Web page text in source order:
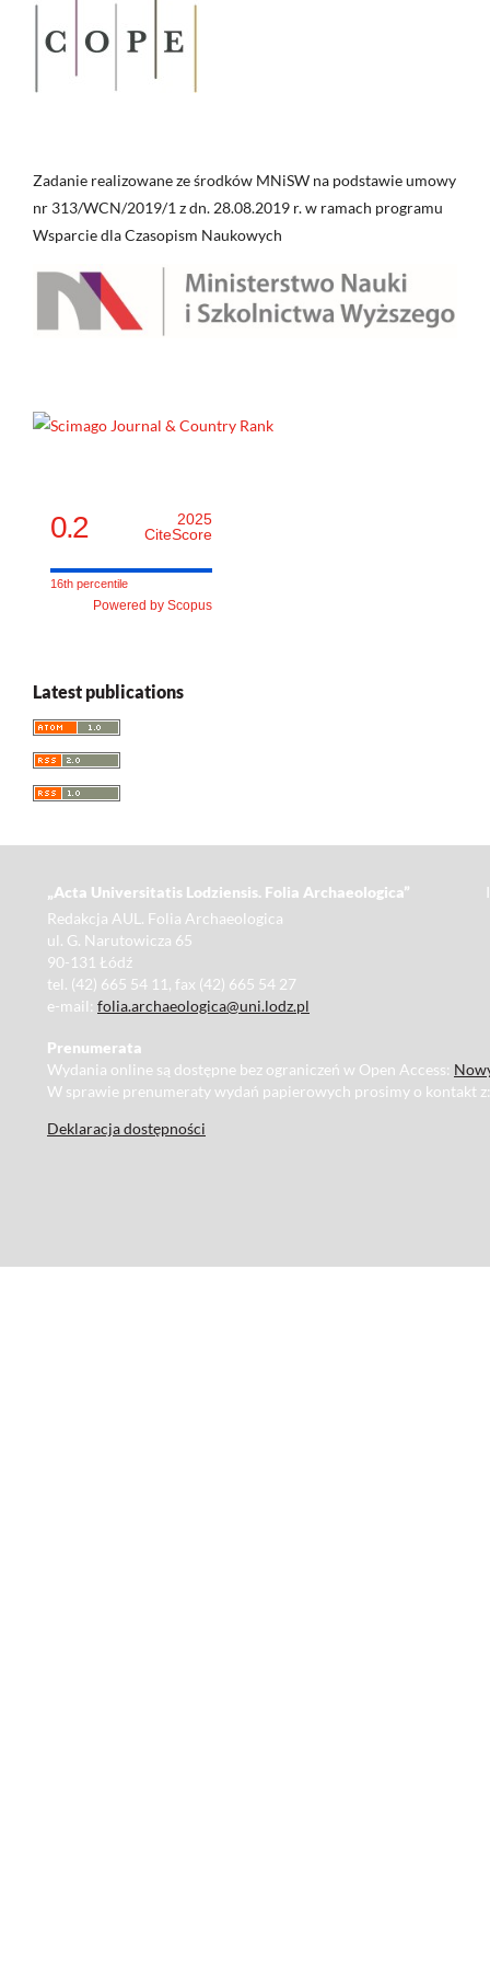
Zadanie realizowane ze środków MNiSW na podstawie umowy
nr 313/WCN/2019/1 z dn. 28.08.2019 r. w ramach programu
Wsparcie dla Czasopism Naukowych
0.2
2025
CiteScore
16th percentile
Powered by Scopus
Latest publications
„Acta Universitatis Lodziensis. Folia Archaeologica”
Redakcja AUL. Folia Archaeologica
ul. G. Narutowicza 65
90-131 Łódź
tel. (42) 665 54 11, fax (42) 665 54 27
e-mail: folia.archaeologica@uni.lodz.pl
Prenumerata
Wydania online są dostępne bez ograniczeń w Open Access:
W sprawie prenumeraty wydań papierowych prosimy o kontakt
Deklaracja dostępności